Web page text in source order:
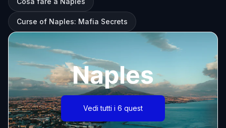
Curse of Naples: Mafia Secrets
Naples
Vedi tutti i 6 quest